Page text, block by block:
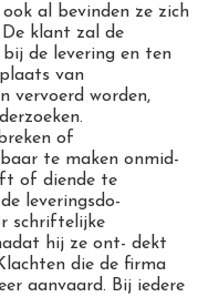
al bevinden ze zich
klant zal de
de levering en ten
van
vervoerd worden,
of
te maken onmid-
of diende te
leveringsdo-
schriftelijke
hij ze ont- dekt
die de firma
aanvaard. Bij iedere